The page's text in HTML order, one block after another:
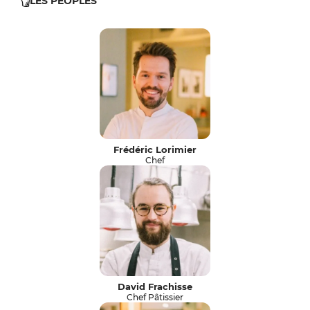
Frédéric Lorimier
Chef
David Frachisse
Chef Pâtissier